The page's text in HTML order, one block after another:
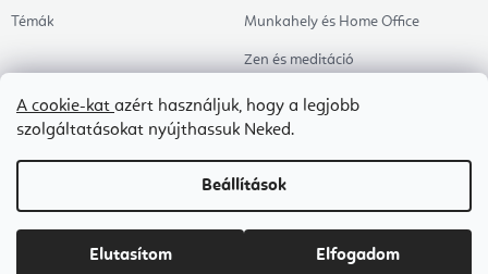
A cookie-kat azért használjuk, hogy a legjobb
szolgáltatásokat nyújthassuk Neked.
Beállítások
Elutasítom Elfogadom
Témák Munkahely és Home Office
Zen és meditáció
Aromaterápia
Egészséges alvás
Kedvenceink
Shoptet Premium készítette
Copyright 2026Flexity. Minden jog fenntartva.Süti beállítások szerkesztése